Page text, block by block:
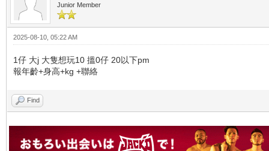
Junior Member
2025-08-10, 05:22 AM
1仔 大j 大隻想玩10 搵0仔 20以下pm
報年齡+身高+kg +聯絡
Find